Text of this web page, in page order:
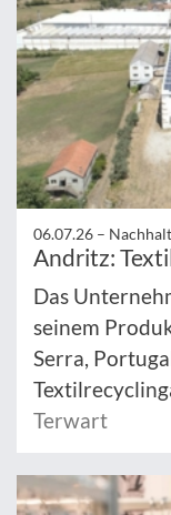
06.07.26 –
Andritz:
Das
seinem
Serra,
Terwart